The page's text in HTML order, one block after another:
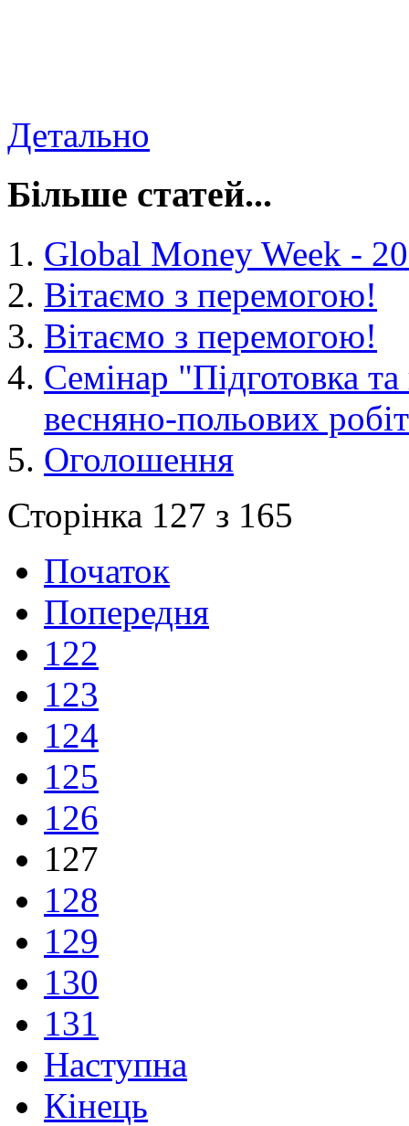
Детально
Більше статей...
Global Money Week -
Вітаємо з перемогою!
Вітаємо з перемогою!
Семінар "Підготовка
весняно-польових
Оголошення
Сторінка 127 з 165
Початок
Попередня
122
123
124
125
126
127
128
129
130
131
Наступна
Кінець